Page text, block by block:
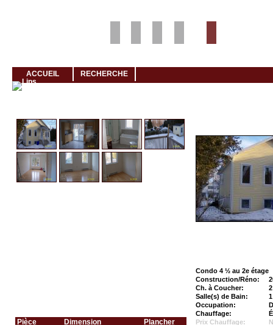
ACCUEIL RECHERCHE
Pièce Dimension Plancher
Condo 4 ½ au 2e étage
Construction/Réno:
Ch. à Coucher:
2
Salle(s) de Bain:
1
Occupation:
Chauffage:
Prix Chauffage: